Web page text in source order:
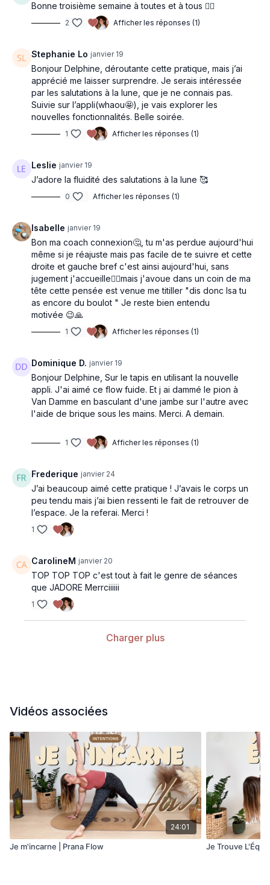
Bonne troisième semaine à toutes et à tous 🧘‍♂️
2 Afficher les réponses (1)
Stephanie Lo janvier 19
Bonjour Delphine, déroutante cette pratique, mais j’ai
apprécié me laisser surprendre. Je serais intéressée
par les salutations à la lune, que je ne connais pas.
Suivie sur l’appli(whaou🤩), je vais explorer les
nouvelles fonctionnalités. Belle soirée.
1 Afficher les réponses (1)
Leslie janvier 19
J’adore la fluidité des salutations à la lune 🥰
0 Afficher les réponses (1)
Isabelle janvier 19
Bon ma coach connexion🤔, tu m'as perdue aujourd'hui
même si je réajuste mais pas facile de te suivre et cette
droite et gauche bref c'est ainsi aujourd'hui, sans
jugement j'accueille🧘‍♂️mais j'avoue dans un coin de ma
tête cette pensée est venue me titiller "dis donc Isa tu
as encore du boulot " Je reste bien entendu
motivée 😉🙏
1 Afficher les réponses (1)
Dominique D. janvier 19
Bonjour Delphine, Sur le tapis en utilisant la nouvelle
appli. J'ai aimé ce flow fuide. Et j ai dammé le pion à
Van Damme en basculant d'une jambe sur l'autre avec
l'aide de brique sous les mains. Merci. A demain.
1 Afficher les réponses (1)
Frederique janvier 24
J’ai beaucoup aimé cette pratique ! J’avais le corps un
peu tendu mais j’ai bien ressenti le fait de retrouver de
l’espace. Je la referai. Merci !
1
CarolineM janvier 20
TOP TOP TOP c'est tout à fait le genre de séances
que JADORE Merrciiiiii
1
Charger plus
Vidéos associées
24:01
Je m'incarne | Prana Flow